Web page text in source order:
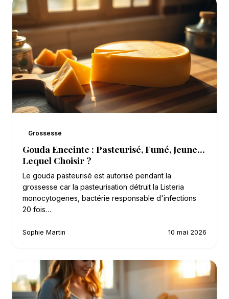
Grossesse
Gouda Enceinte : Pasteurisé, Fumé, Jeune...
Lequel Choisir ?
Le gouda pasteurisé est autorisé pendant la
grossesse car la pasteurisation détruit la Listeria
monocytogenes, bactérie responsable d'infections
20 fois…
Sophie Martin 10 mai 2026